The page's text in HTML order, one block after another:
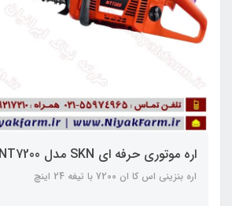
اره موتوری حرفه ای SKN مدل NT7200
اره بنزینی اس کا ان 7200 با تیغه 24 اینچ